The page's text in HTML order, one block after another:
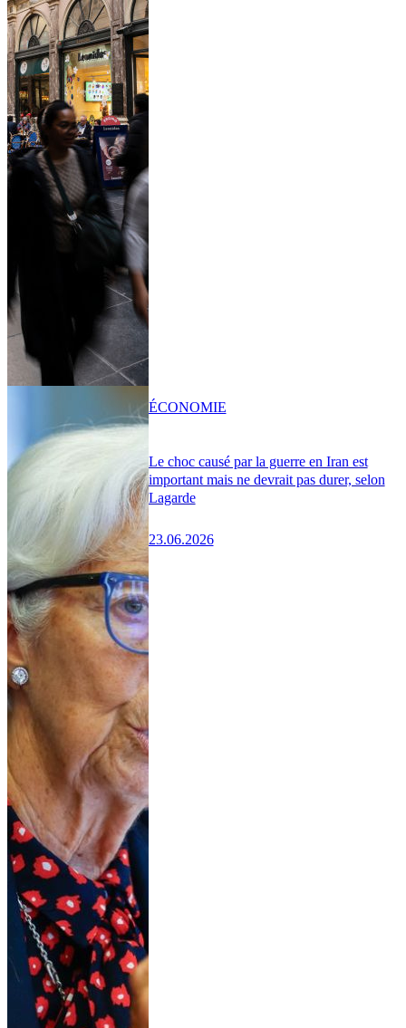
Le choc causé par la guerre en Iran est
important mais ne devrait pas durer, selon
Lagarde
23.06.2026
ÉCONOMIE